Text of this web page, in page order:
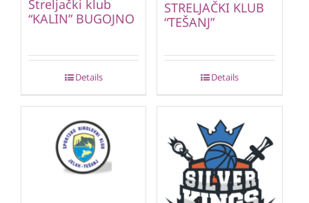
Streljački klub
“KALIN” BUGOJNO
Details
STRELJAČKI KLUB
“TEŠANJ”
Details